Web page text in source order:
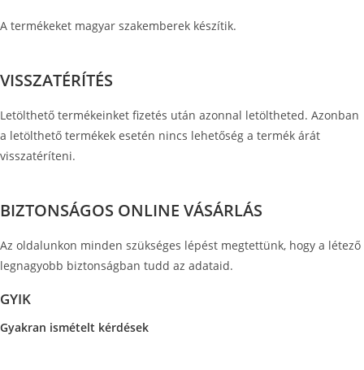
A termékeket magyar szakemberek készítik.
VISSZATÉRÍTÉS
Letölthető termékeinket fizetés után azonnal letöltheted. Azonban
a letölthető termékek esetén nincs lehetőség a termék árát
visszatéríteni.
BIZTONSÁGOS ONLINE VÁSÁRLÁS
Az oldalunkon minden szükséges lépést megtettünk, hogy a létező
legnagyobb biztonságban tudd az adataid.
GYIK
Gyakran ismételt kérdések